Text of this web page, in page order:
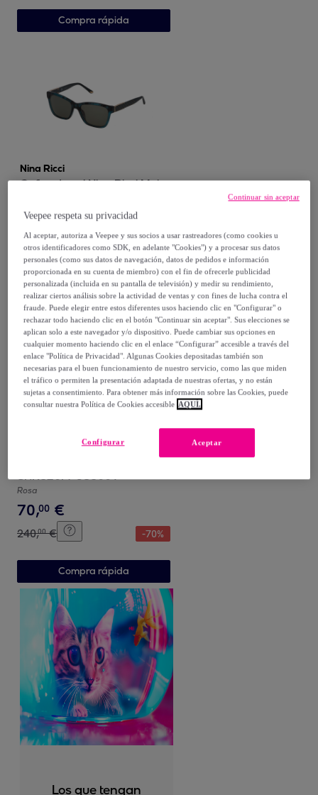
Compra rápida
Nina Ricci
Gafas de sol Nina Ricci Mujer
Verde
59,00 €
179, € -67%
Compra rápida
Gafas de sol Nina Ricci Mujer
SNR320M-58300Y
Rosa
70,00 €
240,00 € -70%
Compra rápida
Los que tengan
Veepee respeta su privacidad
Al aceptar, autoriza a Veepee y sus socios a usar rastreadores (como cookies u
otros identificadores como SDK, en adelante "Cookies") y a procesar sus datos
personales (como sus datos de navegación, datos de pedidos e información
proporcionada en su cuenta de miembro) con el fin de ofrecerle publicidad
personalizada (incluida en su pantalla de televisión) y medir su rendimiento,
realizar ciertos análisis sobre la actividad de ventas y con fines de lucha contra el
fraude. Puede elegir entre estos diferentes usos haciendo clic en "Configurar" o
rechazar todo haciendo clic en el botón "Continuar sin aceptar". Sus elecciones se
aplican solo a este navegador y/o dispositivo. Puede cambiar sus opciones en
cualquier momento haciendo clic en el enlace “Configurar” accesible a través del
enlace "Política de Privacidad". Algunas Cookies depositadas también son
necesarias para el buen funcionamiento de nuestro servicio, como las que miden
el tráfico o permiten la presentación adaptada de nuestras ofertas, y no están
sujetas a consentimiento. Para obtener más información sobre las Cookies, puede
consultar nuestra Política de Cookies accesible AQUÍ.
Aceptar
Configurar
Continuar sin aceptar